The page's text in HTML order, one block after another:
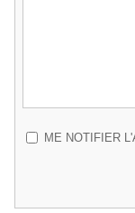
ME NOTIFIER